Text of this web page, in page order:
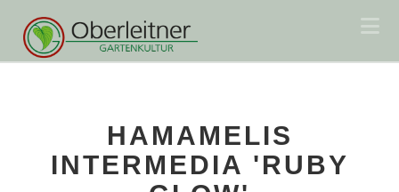
HAMAMELIS
INTERMEDIA 'RUBY